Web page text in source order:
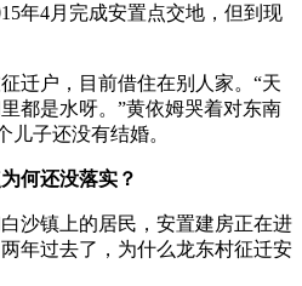
年4月完成安置点交地，但到现
迁户，目前借住在别人家。“天
都是水呀。”黄依姆哭着对东南
儿子还没有结婚。
何还没落实？
沙镇上的居民，安置建房正在进
年过去了，为什么龙东村征迁安